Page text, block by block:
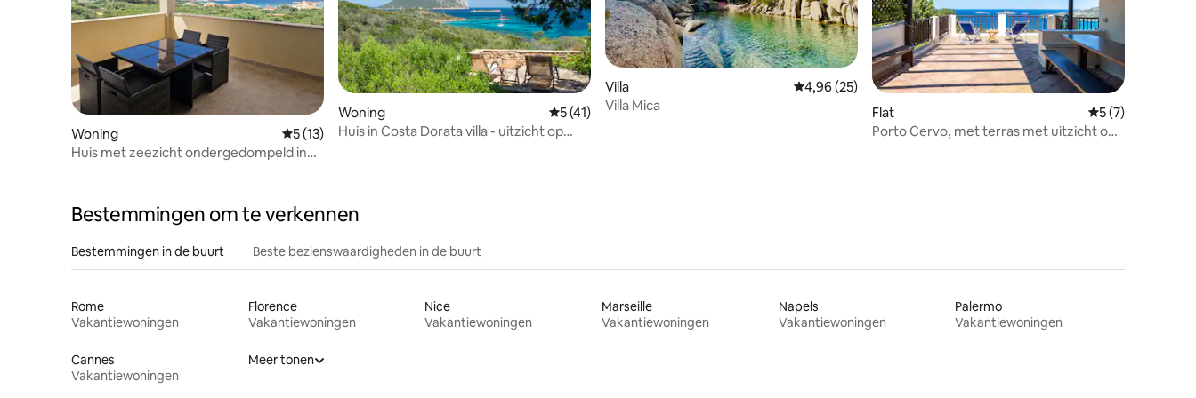
Woning Gemiddelde beoordeling van 5 op 5, 13 recensies
5 (13)
Huis met zeezicht ondergedompeld in
Woning Gemiddelde beoordeling van 5 op 5, 41 recensies
5 (41)
Huis in Costa Dorata villa - uitzicht op
Villa Gemiddelde beoordeling van 4,96 op 5, 25 recensies
4,96 (25)
Villa Mica
Flat Gemiddelde
5 (7)
Porto Cervo, met terras met uitzicht op
Bestemmingen om te verkennen
Bestemmingen in de buurt Beste bezienswaardigheden in de buurt
Rome
Vakantiewoningen
Florence
Vakantiewoningen
Nice
Vakantiewoningen
Marseille
Vakantiewoningen
Napels
Vakantiewoningen
Palermo
Vakantiewoningen
Cannes
Vakantiewoningen
Meer tonen